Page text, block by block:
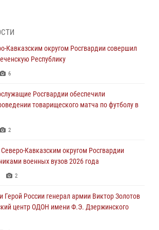
с Александром Маршалом»
Петербурге (видео)
3
провели занятие по основам
росгвардейцев в Главном военном
Кавказским округом Росгвардии совершил
Республику
6
Росгвардии обеспечили
товарищеского матча по футболу в
2
Кавказским округом Росгвардии
военных вузов 2026 года
2
Герой России генерал армии Виктор Золотов
центр ОДОН имени Ф.Э. Дзержинского